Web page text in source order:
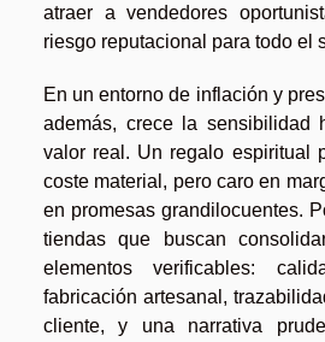
atraer a vendedores
riesgo reputacional para todo el
En un entorno de inflación y
además, crece la sensibilidad
valor real. Un regalo espiritual
coste material, pero caro en
en promesas grandilocuentes.
tiendas que buscan
elementos verificables:
fabricación artesanal,
cliente, y una narrativa